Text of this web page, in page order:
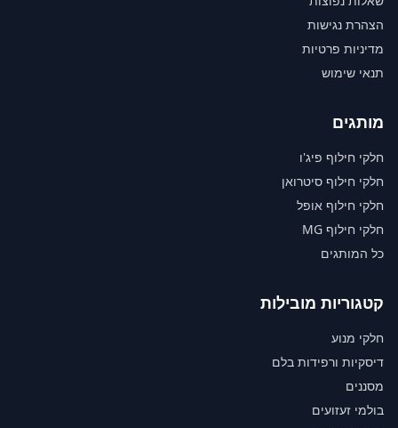
הצהרת נגישות
מדיניות פרטיות
תנאי שימוש
מותגים
חלקי חילוף פיג'ו
חלקי חילוף סיטרואן
חלקי חילוף אופל
חלקי חילוף MG
כל המותגים
קטגוריות מובילות
חלקי מנוע
דיסקיות ורפידות בלם
מסננים
בולמי זעזועים